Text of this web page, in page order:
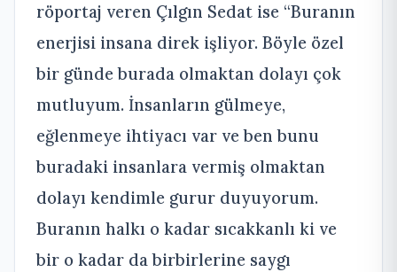
röportaj veren Çılgın Sedat ise “Buranın
enerjisi insana direk işliyor. Böyle özel
bir günde burada olmaktan dolayı çok
mutluyum. İnsanların gülmeye,
eğlenmeye ihtiyacı var ve ben bunu
buradaki insanlara vermiş olmaktan
dolayı kendimle gurur duyuyorum.
Buranın halkı o kadar sıcakkanlı ki ve
bir o kadar da birbirlerine saygı